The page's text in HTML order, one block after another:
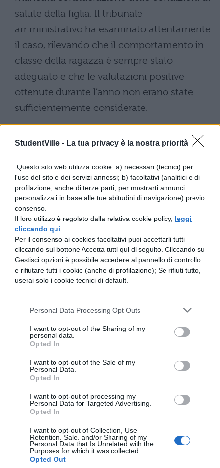
StudentVille - La tua privacy è la nostra priorità
Questo sito web utilizza cookie: a) necessari (tecnici) per
l'uso del sito e dei servizi annessi; b) facoltativi (analitici e di
profilazione, anche di terze parti, per mostrarti annunci
personalizzati in base alle tue abitudini di navigazione) previo
consenso.
Il loro utilizzo è regolato dalla relativa cookie policy, leggi
cliccando qui
Per il consenso ai cookies facoltativi puoi accettarli tutti
cliccando sul bottone Accetta tutti qui di seguito. Cliccando su
Gestisci opzioni è possibile accedere al pannello di controllo
e rifiutare tutti i cookie (anche di profilazione); Se rifiuti tutto,
userai solo i cookie tecnici di default.
Personal Data Processing Opt Outs
I want to opt-out of the Sharing of my
personal data.
Opted In
I want to opt-out of the Sale of my
Personal Data.
Opted In
I want to opt-out of processing my
Personal Data for Targeted Advertising.
Opted In
I want to opt-out of Collection, Use,
Retention, Sale, and/or Sharing of my
Personal Data that Is Unrelated with the
Purposes for which it was collected.
Opted Out
salute della figlia. Il tribunale
amministrativo ha esaminato attentamente
il caso, rilevando che il comportamento in
classe della ragazza è sempre stato
adeguato e che le valutazioni positive
ottenute durante l’anno non erano state
sufficientemente considerate.
psicologico devastantedella bocciatura
sulla dodicenne, sottolineando come la
decisione rappresentasse una “doccia
fredda” per l’intera famiglia e richiedendo
una rivalutazione complessiva.
La sentenza del TAR
Il TAR ha stabilito che la studentessa
, imponendo una motivazione
adeguata che includesse un “esame
predittivo delle possibilità di recupero” e la
valutazione dell’apprendimento
complessivo.
Le implicazioni del nuovo
scrutinio
Il TAR ha stabilito che la scuola deve
procedere con un